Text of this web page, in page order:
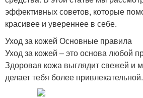
эффективных советов, которые
красивее и увереннее в себе.
Уход за кожей Основные правила
Уход за кожей – это основа любой
Здоровая кожа выглядит свежей и
делает тебя более привлекательной.